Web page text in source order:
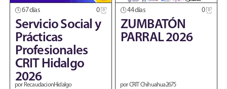
67 días 0
Servicio Social y
Prácticas
Profesionales
CRIT Hidalgo
2026
por RecaudacionHidalgo
44 días 0
ZUMBATÓN
PARRAL 2026
por CRIT Chihuahua2675